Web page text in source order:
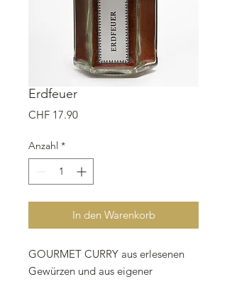
Erdfeuer
CHF 17.90Preis
Anzahl *
In den Warenkorb
GOURMET CURRY aus erlesenen
Gewürzen und aus eigener